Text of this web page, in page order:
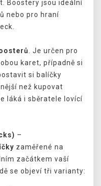
Boostery jsou ideální
nebo pro hraní
. Je určen pro
karet, případně si
si balíčky
než kupovat
láká i sběratele lovící
–
zaměřené na
začátkem vaší
se objeví tři varianty: